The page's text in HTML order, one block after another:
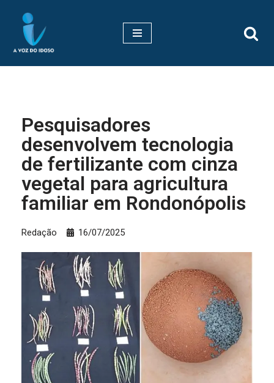
Pular
para
Pesquisadores
desenvolvem tecnologia
de fertilizante com cinza
vegetal para agricultura
familiar em Rondonópolis
Redação 16/07/2025